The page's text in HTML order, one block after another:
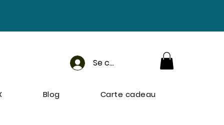
Se connecter
Blog Carte cadeau